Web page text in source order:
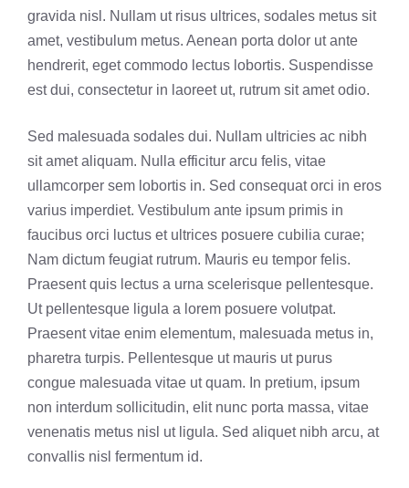
gravida nisl. Nullam ut risus ultrices, sodales metus sit
amet, vestibulum metus. Aenean porta dolor ut ante
hendrerit, eget commodo lectus lobortis. Suspendisse
est dui, consectetur in laoreet ut, rutrum sit amet odio.
Sed malesuada sodales dui. Nullam ultricies ac nibh
sit amet aliquam. Nulla efficitur arcu felis, vitae
ullamcorper sem lobortis in. Sed consequat orci in eros
varius imperdiet. Vestibulum ante ipsum primis in
faucibus orci luctus et ultrices posuere cubilia curae;
Nam dictum feugiat rutrum. Mauris eu tempor felis.
Praesent quis lectus a urna scelerisque pellentesque.
Ut pellentesque ligula a lorem posuere volutpat.
Praesent vitae enim elementum, malesuada metus in,
pharetra turpis. Pellentesque ut mauris ut purus
congue malesuada vitae ut quam. In pretium, ipsum
non interdum sollicitudin, elit nunc porta massa, vitae
venenatis metus nisl ut ligula. Sed aliquet nibh arcu, at
convallis nisl fermentum id.